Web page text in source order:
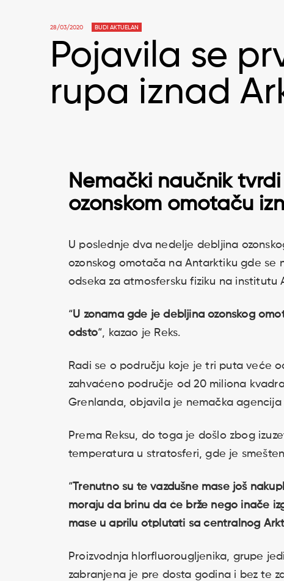
28/03/2020 BUDI AKTUELAN
Pojavila se
rupa iznad
Nemački naučnik
ozonskom omotaču
U poslednje dva nedelje debljina
ozonskog omotača na Antarktiku gde se
odseka za atmosfersku fiziku na institutu
“U zonama gde je debljina ozonskog
odsto“, kazao je Reks.
Radi se o području koje je tri puta veće
zahvaćeno područje od 20 miliona
Grenlanda, objavila je nemačka agencija
Prema Reksu, do toga je došlo zbog
temperatura u stratosferi, gde je
“Trenutno su te vazdušne mase još
moraju da brinu da će brže nego inače
mase u aprilu otplutati sa centralnog
Proizvodnja hlorfluorougljenika, grupe
zabranjena je pre dosta godina i bez te